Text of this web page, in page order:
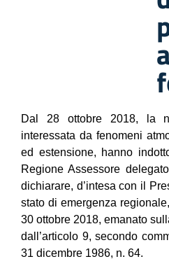
Dal 28 ottobre 2018, la
interessata da fenomeni
ed estensione, hanno
Regione Assessore
dichiarare, d’intesa con il
stato di emergenza
30 ottobre 2018, emanato
dall’articolo 9, secondo
31 dicembre 1986, n. 64.